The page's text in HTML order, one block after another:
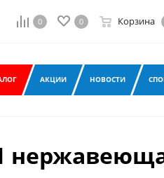
0 0 Корзина
АКЦИИ НОВОСТИ